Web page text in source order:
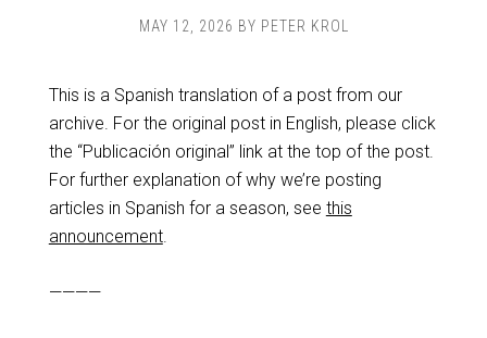
MAY 12, 2026 BY PETER KROL
This is a Spanish translation of a post from our
archive. For the original post in English, please click
the “Publicación original” link at the top of the post.
For further explanation of why we’re posting
articles in Spanish for a season, see this
announcement.
————